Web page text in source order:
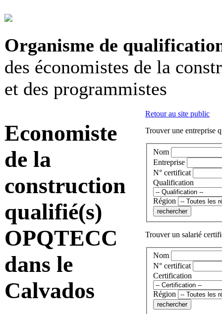
Organisme de
des économistes de la
et des programmistes
Economiste
de la
construction
qualifié(s)
OPQTECC
dans le
Calvados
Retour au site public
Trouver une entreprise
Nom
Entreprise
N° certificat
Qualification
Région
Trouver un salarié
Nom
N° certificat
Certification
Région